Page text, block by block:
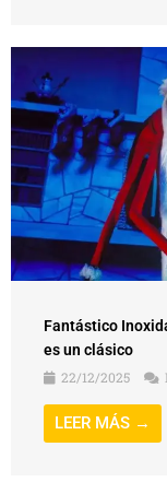
Fantástico
es un clásico
22/12/2025
LEER MÁS →